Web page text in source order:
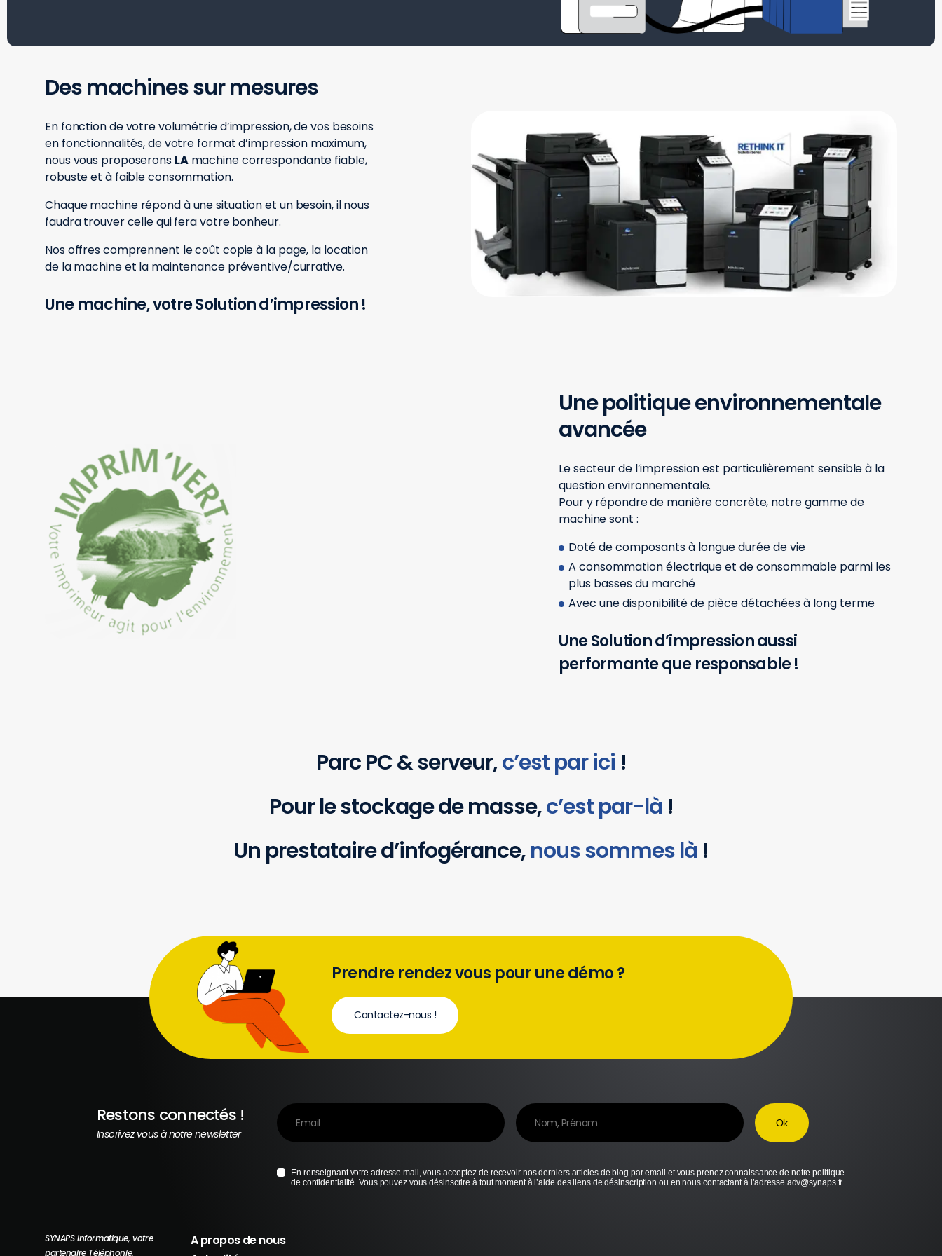
Des machines sur mesures
En fonction de votre volumétrie d’impression, de vos besoins
en fonctionnalités, de votre format d’impression maximum,
nous vous proposerons LAmachine correspondante fiable,
robuste et à faible consommation.
Chaque machine répond à une situation et un besoin, il nous
faudra trouver celle qui fera votre bonheur.
Nos offres comprennent le coût copie à la page, la location
de la machine et la maintenance préventive/currative.
Une machine, votre Solution d’impression !
Une politique environnementale
avancée
Le secteur de l’impression est particulièrement sensible à la
question environnementale.
Pour y répondre de manière concrète, notre gamme de
machine sont :
Doté de composants à longue durée de vie
A consommation électrique et de consommable parmi les
plus basses du marché
Avec une disponibilité de pièce détachées à long terme
Une Solution d’impression aussi
performante que responsable !
Parc PC & serveur,c’est par ici !
Pour le stockage de masse,c’est par-là !
Un prestataire d’infogérance,nous sommes là !
Prendre rendez vous pour une démo ?
Contactez-nous !
Restons connectés !
Inscrivez vous à notre newsletter
En renseignant votre adresse mail, vous acceptez de recevoir nos derniers articles de blog par email et vous prenez connaissance de notre politique
de confidentialité. Vous pouvez vous désinscrire à tout moment à l’aide des liens de désinscription ou en nous contactant à l’adresse adv@synaps.fr.
SYNAPS Informatique, votre
partenaire Téléphonie,
A propos de nous